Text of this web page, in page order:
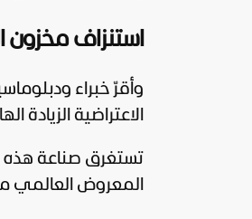
استنزاف مخزون
وأقرّ خبراء
الاعتراضية الزيادة
تستغرق صناعة هذه
المعروض